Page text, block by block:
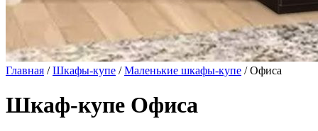
Главная /Шкафы-купе /Маленькие шкафы-купе / Офиса
Шкаф-купе Офиса